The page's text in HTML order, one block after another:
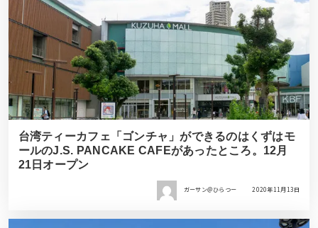
台湾ティーカフェ「ゴンチャ」ができるのはくずはモ
ールのJ.S. PANCAKE CAFEがあったところ。12月
21日オープン
ガーサン＠ひらつー 2020年11月13日